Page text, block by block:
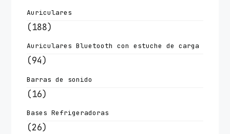
Auriculares
(188)
Auriculares Bluetooth con estuche de carga
(94)
Barras de sonido
(16)
Bases Refrigeradoras
(26)